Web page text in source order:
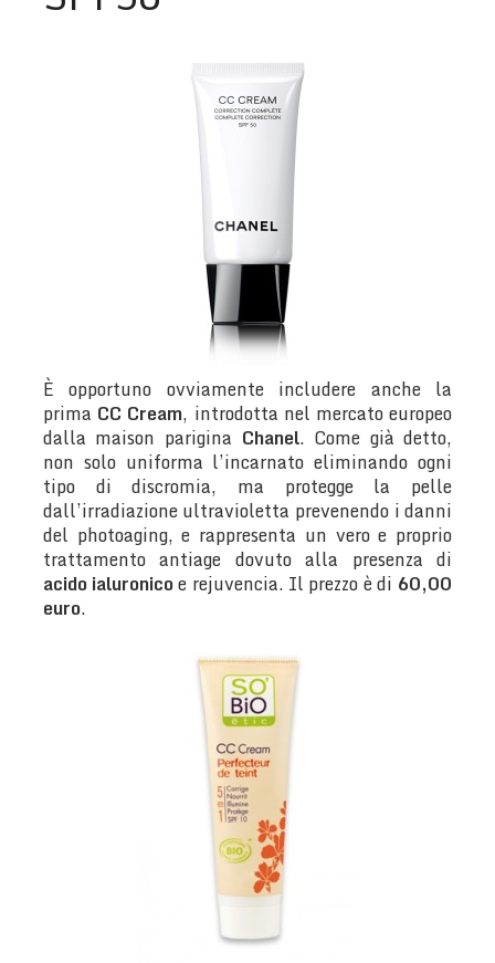
È opportuno ovviamente includere anche la
prima CC Cream, introdotta nel mercato europeo
dalla maison parigina Chanel. Come già detto,
non solo uniforma l’incarnato eliminando ogni
tipo di discromia, ma protegge la pelle
dall’irradiazione ultravioletta prevenendo i danni
del photoaging, e rappresenta un vero e proprio
trattamento antiage dovuto alla presenza di
acido ialuronicoe rejuvencia. Il prezzo è di 60,00
euro.